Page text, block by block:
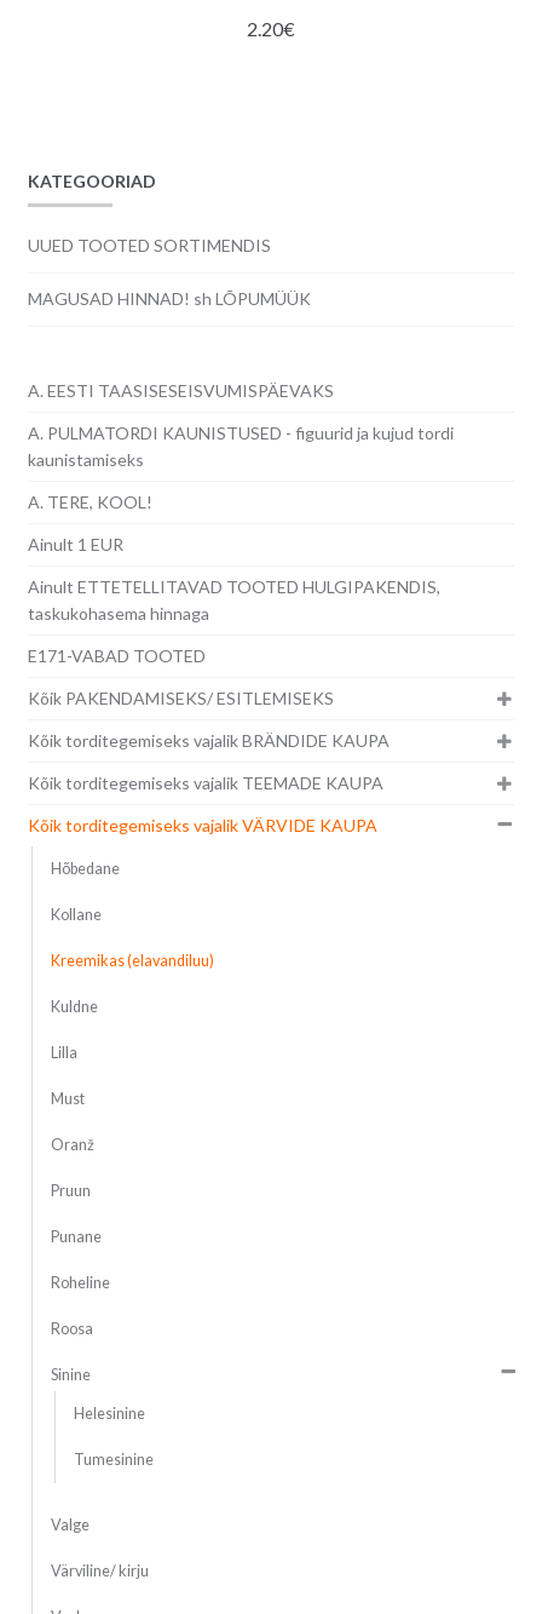
2.20€
KATEGOORIAD
UUED TOOTED SORTIMENDIS
MAGUSAD HINNAD! sh LÕPUMÜÜK
A. EESTI TAASISESEISVUMISPÄEVAKS
A. PULMATORDI KAUNISTUSED - figuurid ja kujud tordi
kaunistamiseks
A. TERE, KOOL!
Ainult 1 EUR
Ainult ETTETELLITAVAD TOOTED HULGIPAKENDIS,
taskukohasema hinnaga
E171-VABAD TOOTED
Kõik PAKENDAMISEKS/ ESITLEMISEKS
Kõik torditegemiseks vajalik BRÄNDIDE KAUPA
Kõik torditegemiseks vajalik TEEMADE KAUPA
Kõik torditegemiseks vajalik VÄRVIDE KAUPA
Hõbedane
Kollane
Kreemikas (elavandiluu)
Kuldne
Lilla
Must
Oranž
Pruun
Punane
Roheline
Roosa
Sinine
Helesinine
Tumesinine
Valge
Värviline/ kirju